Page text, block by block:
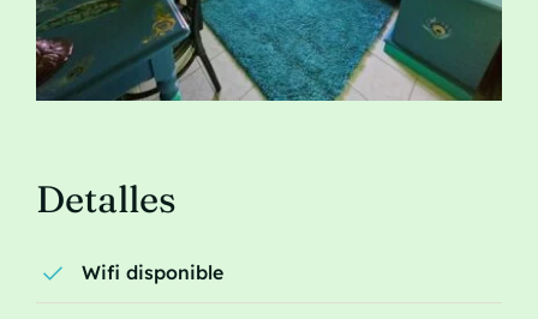
Detalles
Wifi disponible